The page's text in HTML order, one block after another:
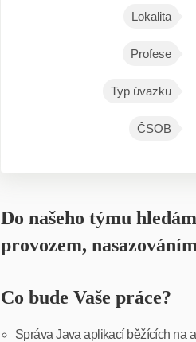
Lokalita
Profese
Typ úvazku
ČSOB
Do našeho týmu
provozem,
Co bude Vaše práce?
Správa Java aplikací běžících na